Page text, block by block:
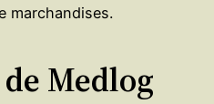
marchandises.
Medlog